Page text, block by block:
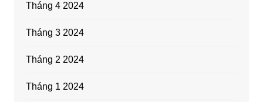
Tháng 4 2024
Tháng 3 2024
Tháng 2 2024
Tháng 1 2024